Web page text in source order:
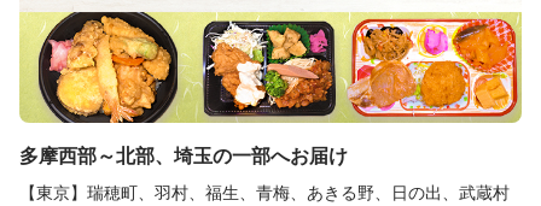
多摩西部～北部、埼玉の一部へお届け
【東京】瑞穂町、羽村、福生、青梅、あきる野、日の出、武蔵村